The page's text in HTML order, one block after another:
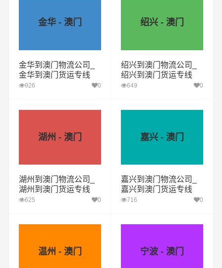
金华 - 澳门
金华到澳门物流公司_
金华到澳门货运专线
926 0
绍兴 - 澳门
绍兴到澳门物流公司_
绍兴到澳门货运专线
649 0
湖州 - 澳门
湖州到澳门物流公司_
湖州到澳门货运专线
625 0
嘉兴 - 澳门
嘉兴到澳门物流公司_
嘉兴到澳门货运专线
716 0
温州 - 澳门 宁波 - 澳门